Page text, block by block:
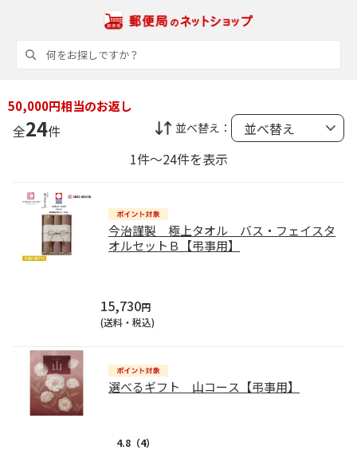
50,000円相当のお返し
全24件 並べ替え：
1件～24件を表示
今治謹製 極上タオル バス・フェイスタ
オルセットＢ【弔事用】
15,730円
(送料・税込)
選べるギフト 山コース【弔事用】
4.8 （4）